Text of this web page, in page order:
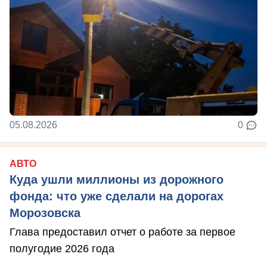
05.08.2026 0
АВТО
Куда ушли миллионы из дорожного
фонда: что уже сделали на дорогах
Морозовска
Глава предоставил отчет о работе за первое
полугодие 2026 года